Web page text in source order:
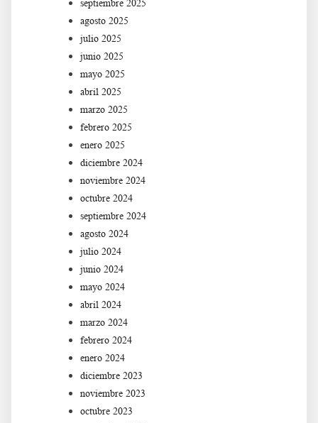
septiembre 2025
agosto 2025
julio 2025
junio 2025
mayo 2025
abril 2025
marzo 2025
febrero 2025
enero 2025
diciembre 2024
noviembre 2024
octubre 2024
septiembre 2024
agosto 2024
julio 2024
junio 2024
mayo 2024
abril 2024
marzo 2024
febrero 2024
enero 2024
diciembre 2023
noviembre 2023
octubre 2023